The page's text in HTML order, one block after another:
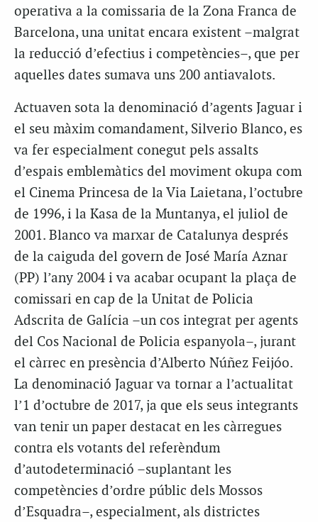
operativa a la comissaria de la Zona Franca de
Barcelona, una unitat encara existent –malgrat
la reducció d’efectius i competències–, que per
aquelles dates sumava uns 200 antiavalots.
Actuaven sota la denominació d’agents Jaguar i
el seu màxim comandament, Silverio Blanco, es
va fer especialment conegut pels assalts
d’espais emblemàtics del moviment okupa com
el Cinema Princesa de la Via Laietana, l’octubre
de 1996, i la Kasa de la Muntanya, el juliol de
2001. Blanco va marxar de Catalunya després
de la caiguda del govern de José María Aznar
(PP) l’any 2004 i va acabar ocupant la plaça de
comissari en cap de la Unitat de Policia
Adscrita de Galícia –un cos integrat per agents
del Cos Nacional de Policia espanyola–, jurant
el càrrec en presència d’Alberto Núñez Feijóo.
La denominació Jaguar va tornar a l’actualitat
l’1 d’octubre de 2017, ja que els seus integrants
van tenir un paper destacat en les càrregues
contra els votants del referèndum
d’autodeterminació –suplantant les
competències d’ordre públic dels Mossos
d’Esquadra–, especialment, als districtes